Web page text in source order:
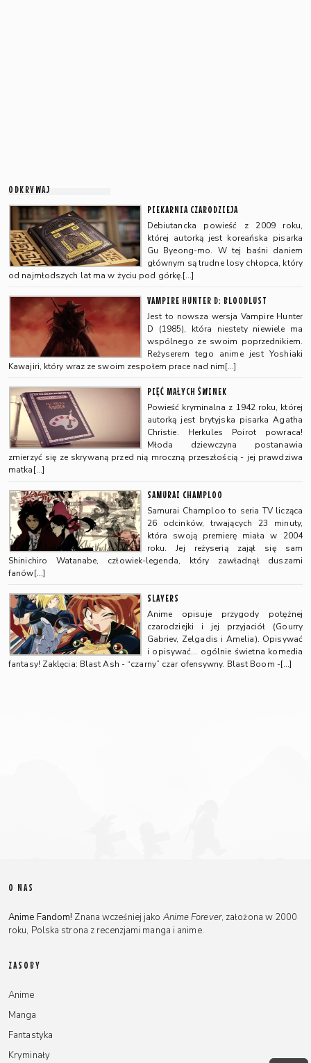
ODKRYWAJ
PIEKARNIA CZARODZIEJA
Debiutancka powieść z 2009 roku,
której autorką jest koreańska pisarka
Gu Byeong-mo. W tej baśni daniem
głównym są trudne losy chłopca, który
od najmłodszych lat ma w życiu pod górkę.[…]
VAMPIRE HUNTER D: BLOODLUST
Jest to nowsza wersja Vampire Hunter
D (1985), która niestety niewiele ma
wspólnego ze swoim poprzednikiem.
Reżyserem tego anime jest Yoshiaki
Kawajiri, który wraz ze swoim zespołem prace nad nim[…]
PIĘĆ MAŁYCH ŚWINEK
Powieść kryminalna z 1942 roku, której
autorką jest brytyjska pisarka Agatha
Christie. Herkules Poirot powraca!
Młoda dziewczyna postanawia
zmierzyć się ze skrywaną przed nią mroczną przeszłością - jej prawdziwa
matka[…]
SAMURAI CHAMPLOO
Samurai Champloo to seria TV licząca
26 odcinków, trwających 23 minuty,
która swoją premierę miała w 2004
roku. Jej reżyserią zajął się sam
Shinichiro Watanabe, człowiek-legenda, który zawładnął duszami
fanów[…]
SLAYERS
Anime opisuje przygody potężnej
czarodziejki i jej przyjaciół (Gourry
Gabriev, Zelgadis i Amelia). Opisywać
i opisywać… ogólnie świetna komedia
fantasy! Zaklęcia: Blast Ash - “czarny” czar ofensywny. Blast Boom -[…]
O NAS
Anime Fandom! Znana wcześniej jako Anime Forever, założona w 2000
roku, Polska strona z recenzjami manga i anime.
ZASOBY
Anime
Manga
Fantastyka
Kryminały